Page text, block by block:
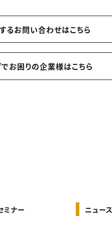
るお問い合わせはこちら
でお困りの企業様はこちら
ミナー ニュース